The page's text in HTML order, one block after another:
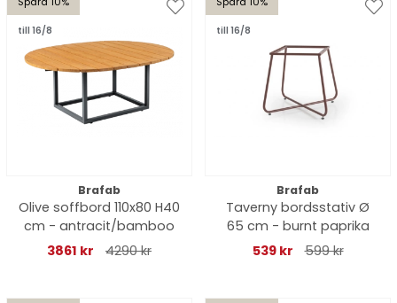
till 16/8
Brafab
Olive soffbord 110x80 H40
cm - antracit/bamboo
3861 kr
4290 kr
till 16/8
Brafab
Taverny bordsstativ Ø
65 cm - burnt paprika
539 kr
599 kr